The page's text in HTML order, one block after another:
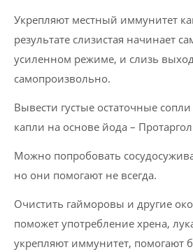
Укрепляют местный иммунитет
результате слизистая начинает
усиленном режиме, и слизь
самопроизвольно.
Вывести густые остаточные
капли на основе йода –
Можно попробовать
но они помогают не всегда.
Очистить гайморовы и другие
поможет употребление хрена,
укрепляют иммунитет, помогают